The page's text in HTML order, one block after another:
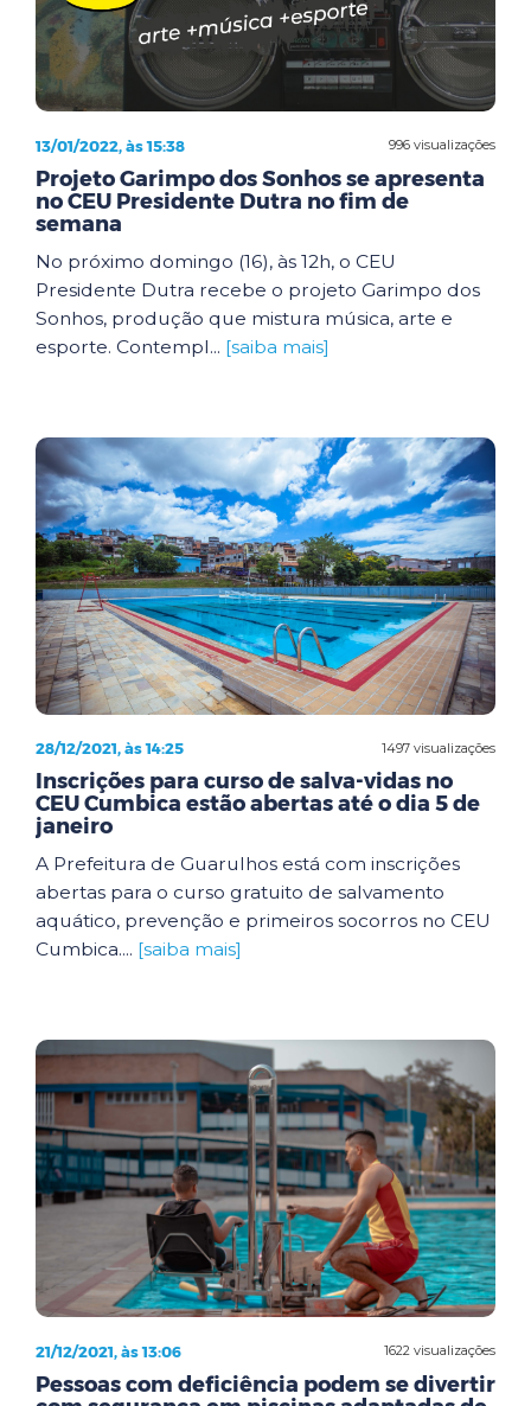
996 visualizações
13/01/2022, às 15:38
Projeto Garimpo dos Sonhos se apresenta
no CEU Presidente Dutra no fim de
semana
No próximo domingo (16), às 12h, o CEU
Presidente Dutra recebe o projeto Garimpo dos
Sonhos, produção que mistura música, arte e
esporte. Contempl... [saiba mais]
1497 visualizações
28/12/2021, às 14:25
Inscrições para curso de salva-vidas no
CEU Cumbica estão abertas até o dia 5 de
janeiro
A Prefeitura de Guarulhos está com inscrições
abertas para o curso gratuito de salvamento
aquático, prevenção e primeiros socorros no CEU
Cumbica.... [saiba mais]
1622 visualizações
21/12/2021, às 13:06
Pessoas com deficiência podem se divertir